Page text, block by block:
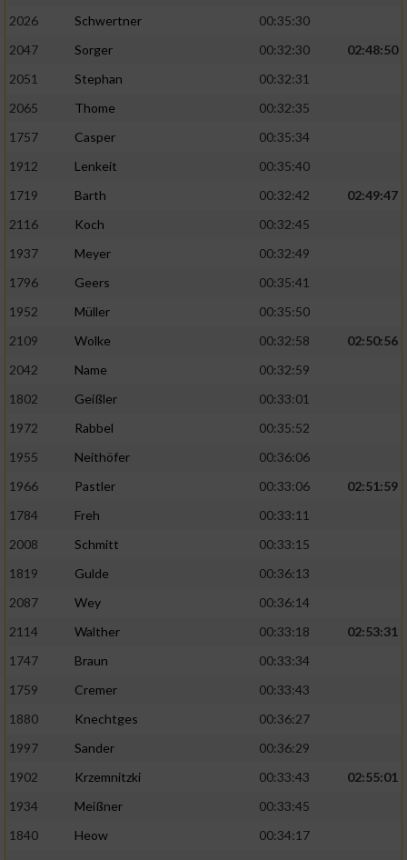
2026
Schwertner
00:35:30
2047
Sorger 00:32:30
02:48:50
2051
Stephan
00:32:31
2065
Thome
00:32:35
1757
Casper
00:35:34
1912
Lenkeit
00:35:40
1719
Barth 00:32:42
02:49:47
2116
Koch
00:32:45
1937
Meyer
00:32:49
1796
Geers
00:35:41
1952
Müller
00:35:50
2109
Wolke 00:32:58
02:50:56
2042
Name
00:32:59
1802
Geißler
00:33:01
1972
Rabbel
00:35:52
1955
Neithöfer
00:36:06
1966
Pastler 00:33:06
02:51:59
1784
Freh
00:33:11
2008
Schmitt
00:33:15
1819
Gulde
00:36:13
2087
Wey
00:36:14
2114
Walther 00:33:18
02:53:31
1747
Braun
00:33:34
1759
Cremer
00:33:43
1880
Knechtges
00:36:27
1997
Sander
00:36:29
1902
Krzemnitzki 00:33:43
02:55:01
1934
Meißner
00:33:45
1840
Heow
00:34:17